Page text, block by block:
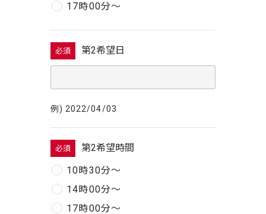
17時00分〜
必須 第2希望日
例) 2022/04/03
必須
第2希望時間
10時30分〜
14時00分〜
17時00分〜